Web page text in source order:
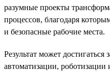
разумные проекты
процессов, благодаря
и безопасные рабочие места.
Результат может достигаться
автоматизации,